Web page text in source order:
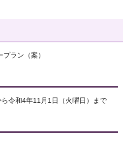
ラン（案）
令和4年11月1日（火曜日）まで